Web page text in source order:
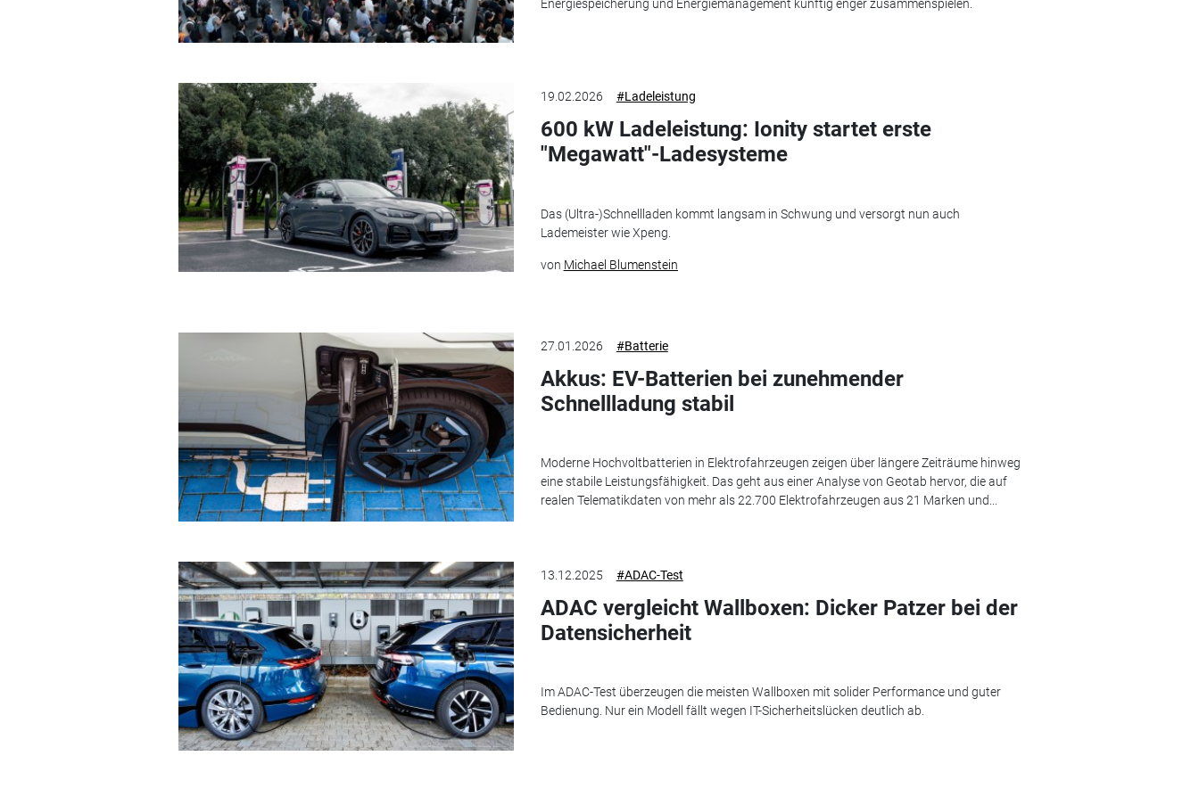
Energiespeicherung und Energiemanagement künftig enger zusammenspielen.
19.02.2026 #Ladeleistung
600 kW Ladeleistung: Ionity startet erste
"Megawatt"-Ladesysteme
Das (Ultra-)Schnellladen kommt langsam in Schwung und versorgt nun auch
Lademeister wie Xpeng.
von Michael Blumenstein
27.01.2026 #Batterie
Akkus: EV-Batterien bei zunehmender
Schnellladung stabil
Moderne Hochvoltbatterien in Elektrofahrzeugen zeigen über längere Zeiträume hinweg
eine stabile Leistungsfähigkeit. Das geht aus einer Analyse von Geotab hervor, die auf
realen Telematikdaten von mehr als 22.700 Elektrofahrzeugen aus 21 Marken und...
13.12.2025 #ADAC-Test
ADAC vergleicht Wallboxen: Dicker Patzer bei der
Datensicherheit
Im ADAC-Test überzeugen die meisten Wallboxen mit solider Performance und guter
Bedienung. Nur ein Modell fällt wegen IT-Sicherheitslücken deutlich ab.